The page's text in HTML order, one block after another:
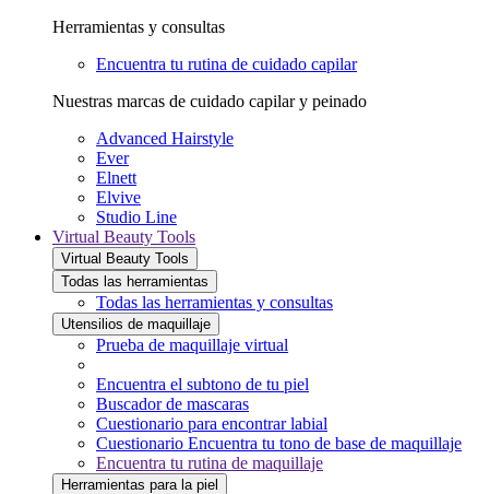
Herramientas y consultas
Encuentra tu rutina de cuidado capilar
Nuestras marcas de cuidado capilar y peinado
Advanced Hairstyle
Ever
Elnett
Elvive
Studio Line
Virtual Beauty Tools
Virtual Beauty Tools
Todas las herramientas
Todas las herramientas y consultas
Utensilios de maquillaje
Prueba de maquillaje virtual
Encuentra el subtono de tu piel
Buscador de mascaras
Cuestionario para encontrar labial
Cuestionario Encuentra tu tono de base de maquillaje
Encuentra tu rutina de maquillaje
Herramientas para la piel